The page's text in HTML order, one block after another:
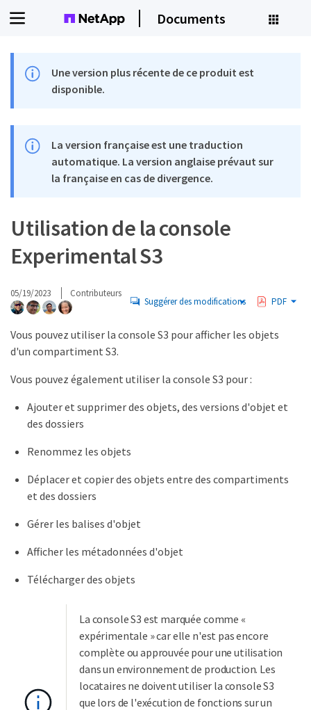
Documents
Une version plus récente de ce produit est
disponible.
La version française est une traduction
automatique. La version anglaise prévaut sur
la française en cas de divergence.
Utilisation de la console
Experimental S3
05/19/2023 Contributeurs
Suggérer des modifications PDF
Vous pouvez utiliser la console S3 pour afficher les objets
d'un compartiment S3.
Vous pouvez également utiliser la console S3 pour :
Ajouter et supprimer des objets, des versions d'objet et
des dossiers
Renommez les objets
Déplacer et copier des objets entre des compartiments
et des dossiers
Gérer les balises d'objet
Afficher les métadonnées d'objet
Télécharger des objets
La console S3 est marquée comme «
expérimentale » car elle n'est pas encore
complète ou approuvée pour une utilisation
dans un environnement de production. Les
locataires ne doivent utiliser la console S3
que lors de l'exécution de fonctions sur un